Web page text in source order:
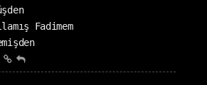
Fadimem